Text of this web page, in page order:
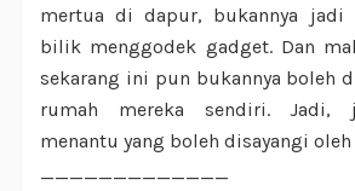
mertua di dapur, bukannya jadi
bilik menggodek gadget. Dan
sekarang ini pun bukannya boleh
rumah mereka sendiri. Jadi,
menantu yang boleh disayangi
_____________